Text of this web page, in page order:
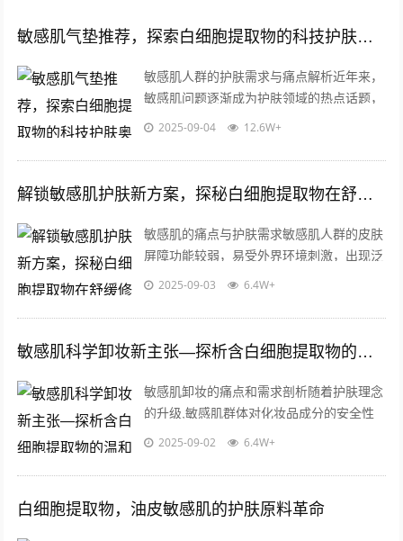
敏感肌气垫推荐，探索白细胞提取物的科技护肤奥秘
敏感肌人群的护肤需求与痛点解析近年来，
敏感肌问题逐渐成为护肤领域的热点话题，
数据显示，超过60%的亚洲女性自述存在皮
2025-09-04 12.6W+
解锁敏感肌护肤新方案，探秘白细胞提取物在舒缓修护型化妆水中的核心价值
敏感肌的痛点与护肤需求敏感肌人群的皮肤
屏障功能较弱，易受外界环境刺激，出现泛
红、干燥、瘙痒等问题，传统护肤品中的酒
2025-09-03 6.4W+
敏感肌科学卸妆新主张—探析含白细胞提取物的温和卸妆水原料优势
敏感肌卸妆的痛点和需求剖析随着护肤理念
的升级,敏感肌群体对化妆品成分的安全性
诉求日益强烈，敏感肌角质层薄弱、屏障功
2025-09-02 6.4W+
白细胞提取物，油皮敏感肌的护肤原料革命